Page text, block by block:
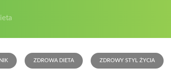
ZDROWA DIETA ZDROWY STYL ŻYCIA